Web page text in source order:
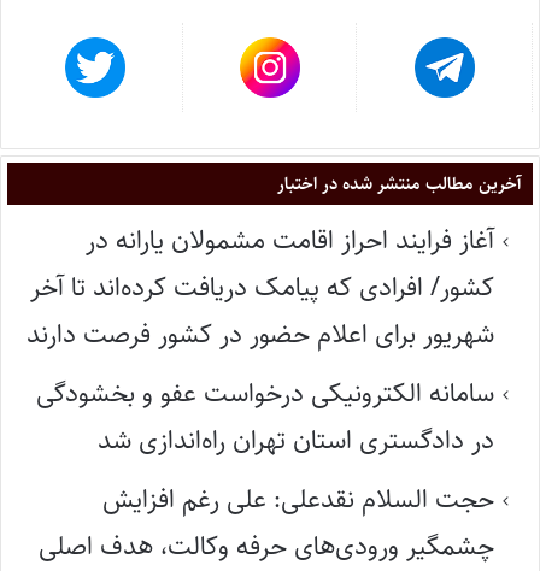
آخرین مطالب منتشر شده در اختبار
آغاز فرایند احراز اقامت مشمولان یارانه در
کشور/ افرادی که پیامک دریافت کرده‌اند تا آخر
شهریور برای اعلام حضور در کشور فرصت دارند
سامانه الکترونیکی درخواست عفو و بخشودگی
در دادگستری استان تهران راه‌اندازی شد
حجت السلام نقدعلی: علی رغم افزایش
چشمگیر ورودی‌های حرفه وکالت، هدف اصلی